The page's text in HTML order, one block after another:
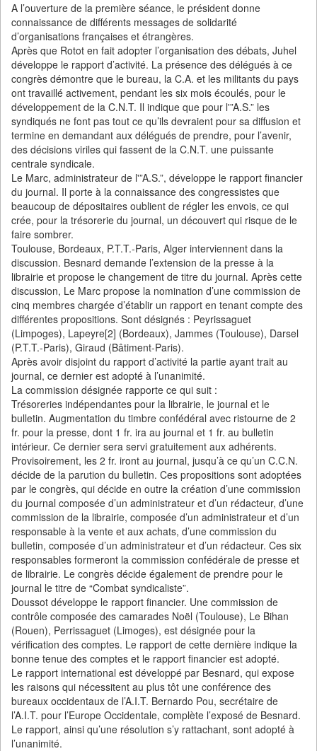
A l’ouverture de la première séance, le président donne
connaissance de différents messages de solidarité
d’organisations françaises et étrangères.
Après que Rotot en fait adopter l’organisation des débats, Juhel
développe le rapport d’activité. La présence des délégués à ce
congrès démontre que le bureau, la C.A. et les militants du pays
ont travaillé activement, pendant les six mois écoulés, pour le
développement de la C.N.T. Il indique que pour l'”A.S.” les
syndiqués ne font pas tout ce qu’ils devraient pour sa diffusion et
termine en demandant aux délégués de prendre, pour l’avenir,
des décisions viriles qui fassent de la C.N.T. une puissante
centrale syndicale.
Le Marc, administrateur de l'”A.S.”, développe le rapport financier
du journal. Il porte à la connaissance des congressistes que
beaucoup de dépositaires oublient de régler les envois, ce qui
crée, pour la trésorerie du journal, un découvert qui risque de le
faire sombrer.
Toulouse, Bordeaux, P.T.T.-Paris, Alger interviennent dans la
discussion. Besnard demande l’extension de la presse à la
librairie et propose le changement de titre du journal. Après cette
discussion, Le Marc propose la nomination d’une commission de
cinq membres chargée d’établir un rapport en tenant compte des
différentes propositions. Sont désignés : Peyrissaguet
(Limpoges), Lapeyre[2] (Bordeaux), Jammes (Toulouse), Darsel
(P.T.T.-Paris), Giraud (Bâtiment-Paris).
Après avoir disjoint du rapport d’activité la partie ayant trait au
journal, ce dernier est adopté à l’unanimité.
La commission désignée rapporte ce qui suit :
Trésoreries indépendantes pour la librairie, le journal et le
bulletin. Augmentation du timbre confédéral avec ristourne de 2
fr. pour la presse, dont 1 fr. ira au journal et 1 fr. au bulletin
intérieur. Ce dernier sera servi gratuitement aux adhérents.
Provisoirement, les 2 fr. iront au journal, jusqu’à ce qu’un C.C.N.
décide de la parution du bulletin. Ces propositions sont adoptées
par le congrès, qui décide en outre la création d’une commission
du journal composée d’un administrateur et d’un rédacteur, d’une
commission de la librairie, composée d’un administrateur et d’un
responsable à la vente et aux achats, d’une commission du
bulletin, composée d’un administrateur et d’un rédacteur. Ces six
responsables formeront la commission confédérale de presse et
de librairie. Le congrès décide également de prendre pour le
journal le titre de “Combat syndicaliste”.
Doussot développe le rapport financier. Une commission de
contrôle composée des camarades Noël (Toulouse), Le Bihan
(Rouen), Perrissaguet (Limoges), est désignée pour la
vérification des comptes. Le rapport de cette dernière indique la
bonne tenue des comptes et le rapport financier est adopté.
Le rapport international est développé par Besnard, qui expose
les raisons qui nécessitent au plus tôt une conférence des
bureaux occidentaux de l’A.I.T. Bernardo Pou, secrétaire de
l’A.I.T. pour l’Europe Occidentale, complète l’exposé de Besnard.
Le rapport, ainsi qu’une résolution s’y rattachant, sont adopté à
l’unanimité.